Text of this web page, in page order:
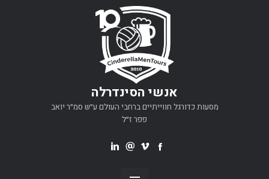
אנשי הסינדרלה
מסעות כדורגל חווייתיים ברחבי העולם ע״ש סמ״ר יואב
פפר ז״ל